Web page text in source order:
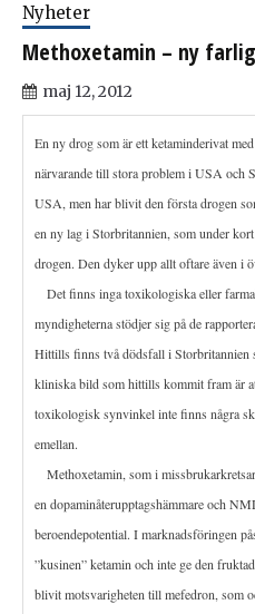
Nyheter
Methoxetamin – ny
maj 12, 2012
En ny drog som är ett ketaminderivat
närvarande till stora problem i USA och
USA, men har blivit den första drogen
en ny lag i Storbritannien, som under
drogen. Den dyker upp allt oftare även i
Det finns inga toxikologiska eller
myndigheterna stödjer sig på de
Hittills finns två dödsfall i Storbritannien
kliniska bild som hittills kommit fram är
toxikologisk synvinkel inte finns några
emellan.
Methoxetamin, som i
en dopaminåterupptagshämmare och
beroendepotential. I marknadsföringen
”kusinen” ketamin och inte ge den
blivit motsvarigheten till mefedron, som